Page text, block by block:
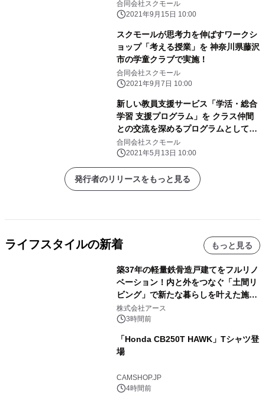
合同会社スクモール
2021年9月15日 10:00
スクモールが思考力を伸ばすワークシ
ョップ「考える授業」を 神奈川県藤沢
市の学童クラブで実施！
合同会社スクモール
2021年9月7日 10:00
新しい教員支援サービス「学活・総合
学習 支援プログラム」を クラス仲間
との交流を深めるプログラムとして、
埼玉県久喜市の中学校で実施！
合同会社スクモール
2021年5月13日 10:00
発行者のリリースをもっと見る
ライフスタイルの新着 もっと見る
築37年の軽量鉄骨造戸建てをフルリノ
ベーション！内と外をつなぐ「土間リ
ビング」で新たな暮らしを叶えた施工
事例を株式会社アースが公開
株式会社アース
3時間前
「Honda CB250T HAWK」Tシャツ登
場
CAMSHOP.JP
4時間前